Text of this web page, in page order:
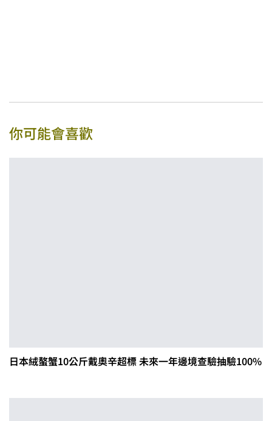
你可能會喜歡
日本絨螯蟹10公斤戴奧辛超標 未來一年邊境查驗抽驗100%